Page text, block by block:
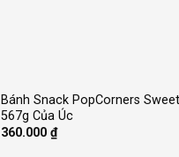
Bánh Snack PopCorners
567g Của Úc
360.000 ₫